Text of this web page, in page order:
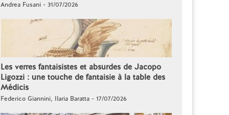
Andrea Fusani - 31/07/2026
Les verres fantaisistes et absurdes de Jacopo
Ligozzi : une touche de fantaisie à la table des
Médicis
Federico Giannini, Ilaria Baratta - 17/07/2026